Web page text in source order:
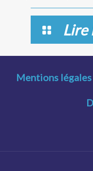
Lire
Mentions légales